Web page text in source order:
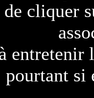
cliquer
entretenir
pourtant si